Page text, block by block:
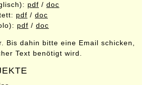
pdf / doc
pdf / doc
pdf / doc
Bis dahin bitte eine Email schicken,
Text benötigt wird.